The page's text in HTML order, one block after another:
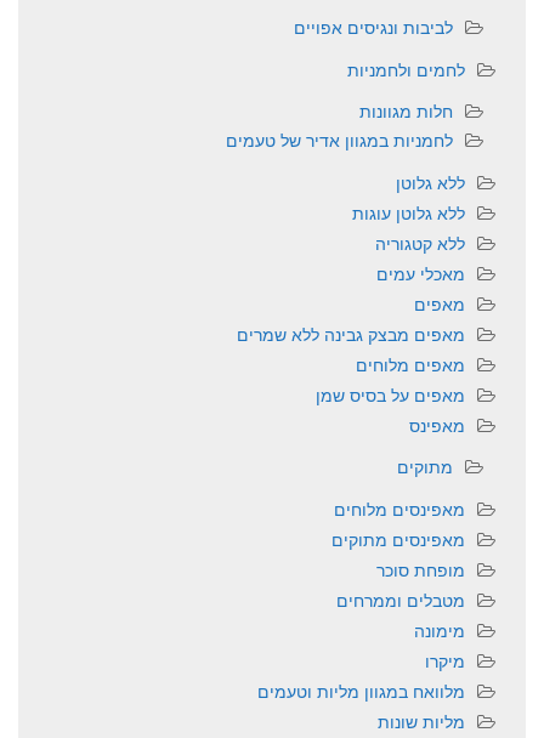
לביבות ונגיסים אפויים
לחמים ולחמניות
חלות מגוונות
לחמניות במגוון אדיר של טעמים
ללא גלוטן
ללא גלוטן עוגות
ללא קטגוריה
מאכלי עמים
מאפים
מאפים מבצק גבינה ללא שמרים
מאפים מלוחים
מאפים על בסיס שמן
מאפינס
מתוקים
מאפינסים מלוחים
מאפינסים מתוקים
מופחת סוכר
מטבלים וממרחים
מימונה
מיקרו
מלוואח במגוון מליות וטעמים
מליות שונות